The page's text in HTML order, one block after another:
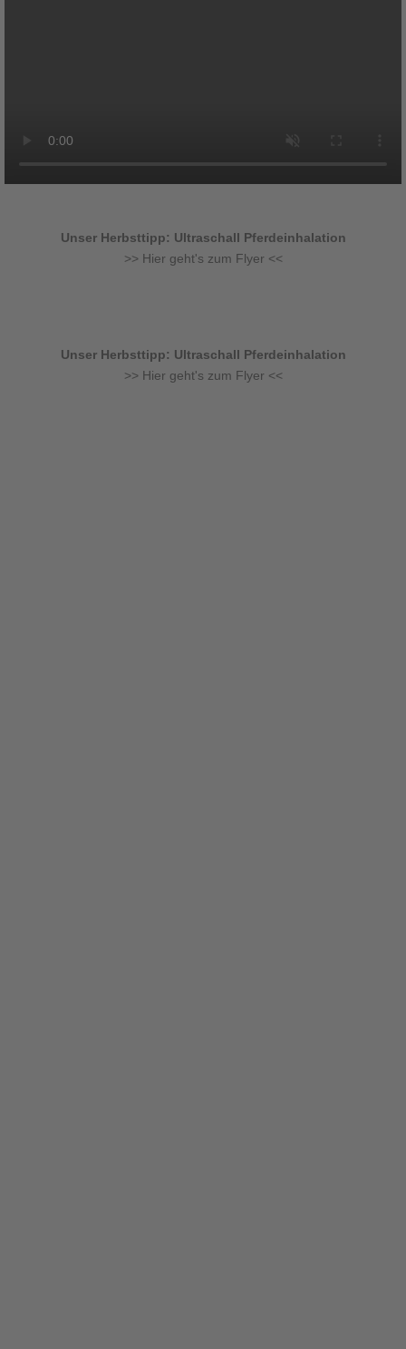
Unser Herbsttipp: Ultraschall Pferdeinhalation
>> Hier geht's zum Flyer <<
Unser Herbsttipp: Ultraschall Pferdeinhalation
>> Hier geht's zum Flyer <<